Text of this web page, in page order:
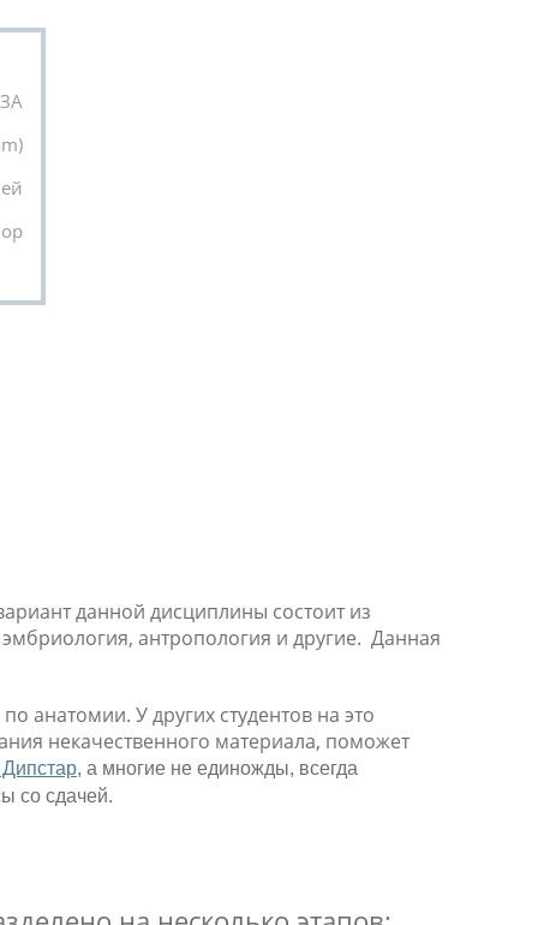
данной дисциплины состоит из
антропология и другие. Данная
по анатомии. У других студентов на это
некачественного материала, поможет
, а многие не единожды, всегда
со сдачей.